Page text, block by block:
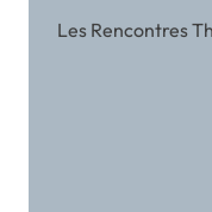
Les Rencontres